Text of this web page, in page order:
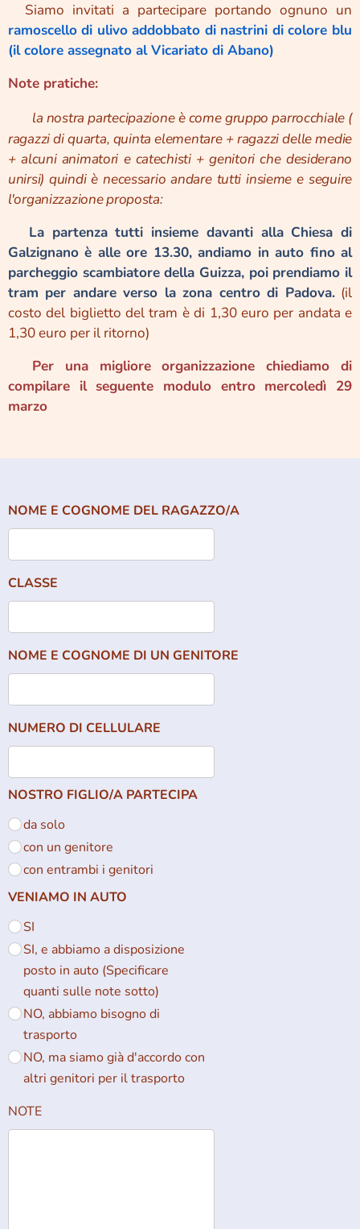
➡️Siamo invitati a partecipare portando ognuno un
ramoscello di ulivo addobbato di nastrini di colore blu
(il colore assegnato al Vicariato di Abano)
Note pratiche:
la nostra partecipazione è come gruppo parrocchiale (
ragazzi di quarta, quinta elementare + ragazzi delle medie
+ alcuni animatori e catechisti + genitori che desiderano
unirsi) quindi è necessario andare tutti insieme e seguire
l'organizzazione proposta:
La partenza tutti insieme davanti alla Chiesa di
Galzignano è alle ore 13.30, andiamo in auto fino al
parcheggio scambiatore della Guizza, poi prendiamo il
tram per andare verso la zona centro di Padova.(il
costo del biglietto del tram è di 1,30 euro per andata e
1,30 euro per il ritorno)
✅Per una migliore organizzazione chiediamo di
compilare il seguente modulo entro mercoledì 29
marzo
NOME E COGNOME DEL RAGAZZO/A
CLASSE
NOME E COGNOME DI UN GENITORE
NUMERO DI CELLULARE
NOSTRO FIGLIO/A PARTECIPA
da solo
con un genitore
con entrambi i genitori
VENIAMO IN AUTO
SI
SI, e abbiamo a disposizione
posto in auto (Specificare
quanti sulle note sotto)
NO, abbiamo bisogno di
trasporto
NO, ma siamo già d'accordo con
altri genitori per il trasporto
NOTE